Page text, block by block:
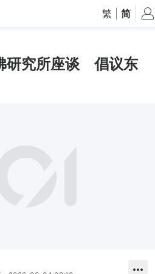
繁 简
研究所座谈 倡议东